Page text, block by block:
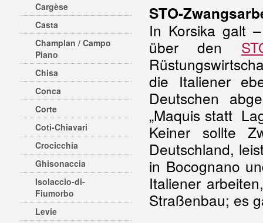
Cargèse
Casta
Champlan / Campo
Piano
Chisa
Conca
Corte
Coti-Chiavari
Crocicchia
Ghisonaccia
Isolaccio-di-
Fiumorbo
Levie
STO-
In Korsika galt
über den
die Italiener
Deutschen
„Maquis statt
Keiner sollte
Deutschland,
in Bocognano
Italiener
Straßenbau; es